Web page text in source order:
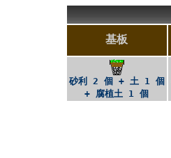
基板
砂利 2 個 + 土 1 個
+ 腐植土 1 個